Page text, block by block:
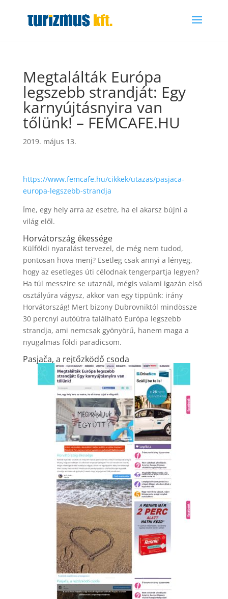
Megtalálták Európa
legszebb strandját: Egy
karnyújtásnyira van
tőlünk! – FEMCAFE.HU
2019. május 13.
https://www.femcafe.hu/cikkek/utazas/pasjaca-
europa-legszebb-strandja
Íme, egy hely arra az esetre, ha el akarsz bújni a
világ elől.
Horvátország ékessége
Külföldi nyaralást tervezel, de még nem tudod,
pontosan hova menj? Esetleg csak annyi a lényeg,
hogy az esetleges úti célodnak tengerpartja legyen?
Ha túl messzire se utaznál, mégis valami igazán első
osztályúra vágysz, akkor van egy tippünk: irány
Horvátország! Mert bizony Dubrovniktól mindössze
30 percnyi autóútra található Európa legszebb
strandja, ami nemcsak gyönyörű, hanem maga a
nyugalmas földi paradicsom.
Pasjača, a rejtőzködő csoda